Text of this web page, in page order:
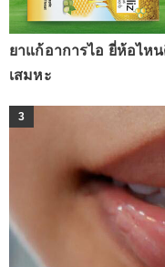
ยาแก้อาการไอ ยี่ห้อไห
เสมหะ
3